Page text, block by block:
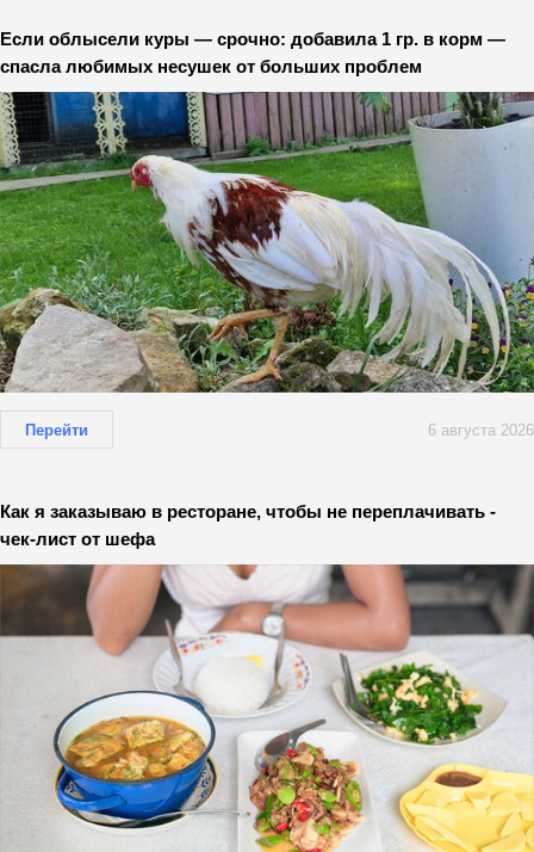
Если облысели куры — срочно: добавила 1 гр. в корм —
спасла любимых несушек от больших проблем
Перейти 6 августа 2026
Как я заказываю в ресторане, чтобы не переплачивать -
чек-лист от шефа